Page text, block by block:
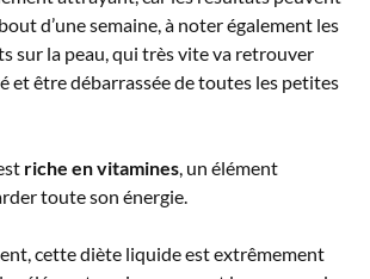
d’une semaine, à noter également les
sur la peau, qui très vite va retrouver
et être débarrassée de toutes les petites
riche en vitamines, un élément
toute son énergie.
cette diète liquide est extrêmement